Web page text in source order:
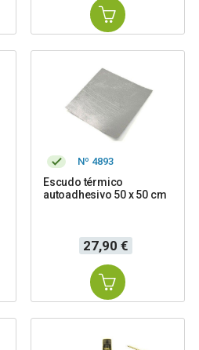
Nº 4893
Escudo térmico
autoadhesivo 50 x 50 cm
Precio
27,90 €